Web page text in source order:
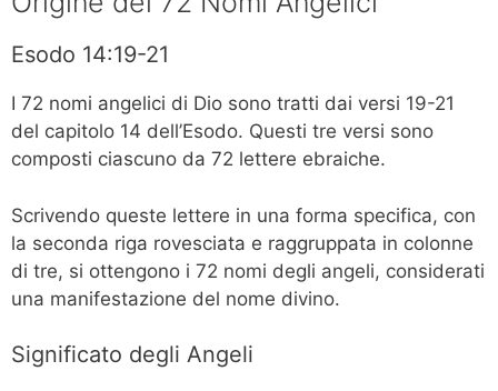
Esodo 14:19-21
I 72 nomi angelici di Dio sono tratti dai versi 19-21
del capitolo 14 dell’Esodo. Questi tre versi sono
composti ciascuno da 72 lettere ebraiche.
Scrivendo queste lettere in una forma specifica, con
la seconda riga rovesciata e raggruppata in colonne
di tre, si ottengono i 72 nomi degli angeli, considerati
una manifestazione del nome divino.
Significato degli Angeli